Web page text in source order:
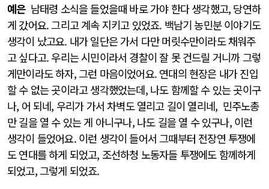
예은남태령 소식을 들었을때 바로 가야 한다 생각했고, 당연하
게 갔어요. 그리고 계속 지키고 있었죠. 백남기 농민분 이야기도
생각이 났고요. 내가 일단은 가서 다만 머릿수만이라도 채워주
고 싶다고. 우리는 시민이라서 경찰이 잘 못 건드릴 거니까 그렇
게만이라도 하자, 그런 마음이었어요. 연대의 현장은 내가 진입
할 수 없는 곳이라고 생각했었는데, 나도 함께할 수 있는 곳이구
나, 어 되네, 우리가 가서 차벽도 열리고 길이 열리네, 민주노총
만 길을 열 수 있는 게 아니구나, 나도 길을 열 수 있구나, 이런
생각이 들었어요. 이런 생각이 들어서 그때부터 전장연 투쟁에
도 연대를 하게 되었고, 조선하청 노동자들 투쟁에도 함께하게
되었고, 그렇게 되었죠.